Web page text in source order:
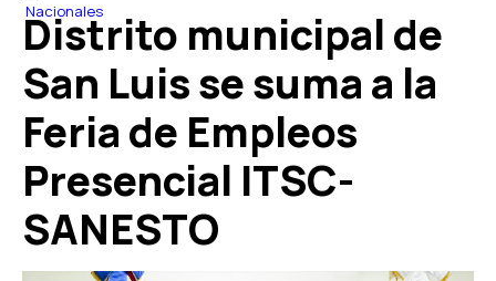
Nacionales
Distrito municipal de
San Luis se suma a la
Feria de Empleos
Presencial ITSC-
SANESTO